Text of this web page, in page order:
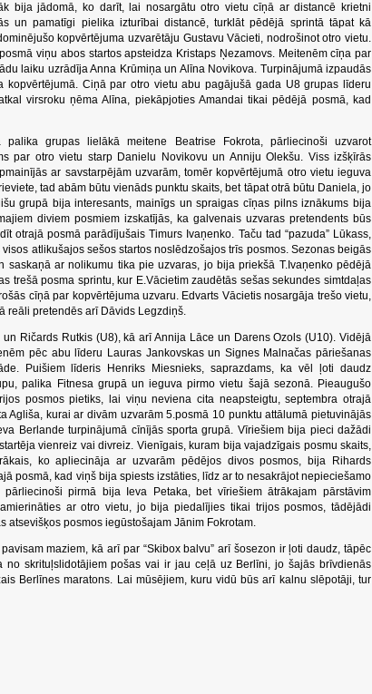
bija jādomā, ko darīt, lai nosargātu otro vietu cīņā ar distancē krietni
un pamatīgi pielika izturībai distancē, turklāt pēdējā sprintā tāpat kā
kopvērtējuma uzvarētāju Gustavu Vācieti, nodrošinot otro vietu.
viņu abos startos apsteidza Kristaps Ņezamovs. Meitenēm cīņa par
laiku uzrādīja Anna Krūmiņa un Alīna Novikova. Turpinājumā izpaudās
kopvērtējumā. Ciņā par otro vietu abu pagājušā gada U8 grupas līderu
virsroku ņēma Alīna, piekāpjoties Amandai tikai pēdējā posmā, kad
grupas lielākā meitene Beatrise Fokrota, pārliecinoši uzvarot
par otro vietu starp Danielu Novikovu un Anniju Olekšu. Viss izšķīrās
ar savstarpējām uzvarām, tomēr kopvērtējumā otro vietu ieguva
tad abām būtu vienāds punktu skaits, bet tāpat otrā būtu Daniela, jo
grupā bija interesants, mainīgs un spraigas cīņas pilns iznākums bija
diviem posmiem izskatījās, ka galvenais uzvaras pretendents būs
otrajā posmā parādījušais Timurs Ivaņenko. Taču tad “pazuda” Lūkass,
atlikušajos sešos startos noslēdzošajos trīs posmos. Sezonas beigās
saskaņā ar nolikumu tika pie uzvaras, jo bija priekšā T.Ivaņenko pēdējā
trešā posma sprintu, kur E.Vācietim zaudētās sešas sekundes simtdaļas
cīņā par kopvērtējuma uzvaru. Edvarts Vācietis nosargāja trešo vietu,
reāli pretendēs arī Dāvids Legzdiņš.
Ričards Rutkis (U8), kā arī Annija Lāce un Darens Ozols (U10). Vidējā
pēc abu līderu Lauras Jankovskas un Signes Malnačas pāriešanas
Puišiem līderis Henriks Miesnieks, saprazdams, ka vēl ļoti daudz
palika Fitnesa grupā un ieguva pirmo vietu šajā sezonā. Pieaugušo
posmos pietiks, lai viņu neviena cita neapsteigtu, septembra otrajā
Agliša, kurai ar divām uzvarām 5.posmā 10 punktu attālumā pietuvinājās
Berlande turpinājumā cīnījās sporta grupā. Vīriešiem bija pieci dažādi
vienreiz vai divreiz. Vienīgais, kuram bija vajadzīgais posmu skaits,
ko apliecināja ar uzvarām pēdējos divos posmos, bija Rihards
posmā, kad viņš bija spiests izstāties, līdz ar to nesakrājot nepieciešamo
pirmā bija Ieva Petaka, bet vīriešiem ātrākajam pārstāvim
ar otro vietu, jo bija piedalījies tikai trijos posmos, tādējādi
atsevišķos posmos iegūstošajam Jānim Fokrotam.
maziem, kā arī par “Skibox balvu” arī šosezon ir ļoti daudz, tāpēc
no skrituļslidotājiem pošas vai ir jau ceļā uz Berlīni, jo šajās brīvdienās
Berlīnes maratons. Lai mūsējiem, kuru vidū būs arī kalnu slēpotāji, tur